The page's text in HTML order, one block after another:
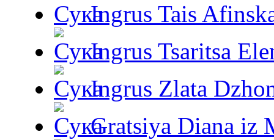
Ingrus Tais
Ingrus Tsaritsa
Ingrus Zlata
Gratsiya Diana iz